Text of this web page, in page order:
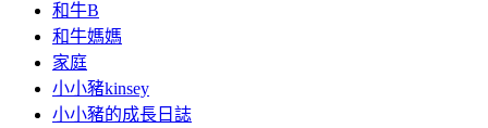
和牛B
和牛媽媽
家庭
小小豬kinsey
小小豬的成長日誌